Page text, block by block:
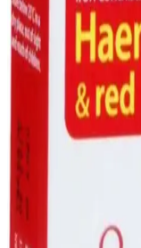
Destek Olacak
Süpermarketlerde
seçenekleriyle demir
Güvenilir ürünler ve
Türleri ve
Süpermarketlerde
hakkında bilgi
kaliteyi artırabilirsiniz.